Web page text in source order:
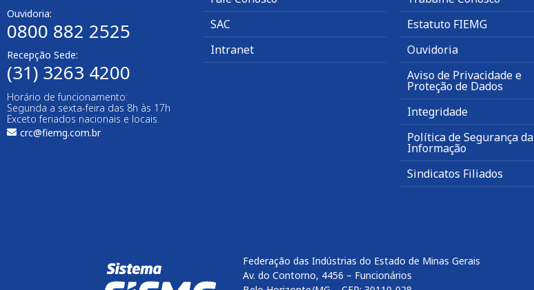
Ouvidoria:
0800 882 2525​
Recepção Sede:
(31) 3263 4200
Horário de funcionamento:
Segunda a sexta-feira das 8h às 17h
Exceto feriados nacionais e locais.
crc@fiemg.com.br
SAC
Intranet
Estatuto FIEMG
Ouvidoria
Aviso de Privacidade e
Proteção de Dados
Integridade
Política de Segurança da
Informação
Sindicatos Filiados
Federação das Indústrias do Estado de Minas Gerais
Av. do Contorno, 4456 – Funcionários